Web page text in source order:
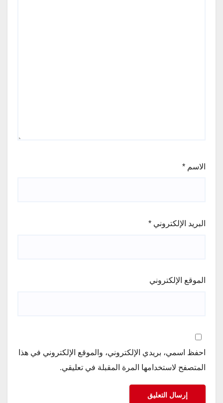
الاسم *
البريد الإلكتروني *
الموقع الإلكتروني
احفظ اسمي، بريدي الإلكتروني، والموقع الإلكتروني في هذا
المتصفح لاستخدامها المرة المقبلة في تعليقي.